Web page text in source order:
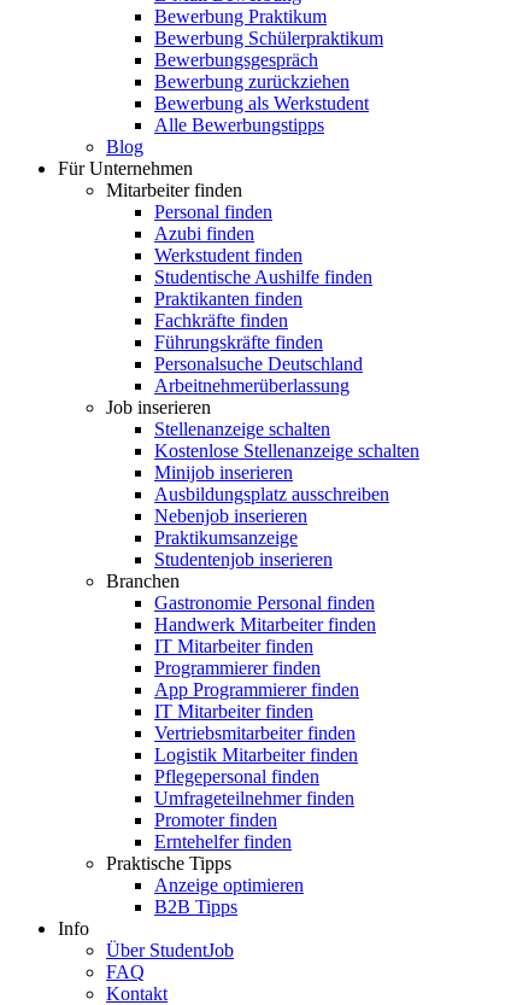
Bewerbung Praktikum
Bewerbung Schülerpraktikum
Bewerbungsgespräch
Bewerbung zurückziehen
Bewerbung als Werkstudent
Alle Bewerbungstipps
Blog
Für Unternehmen
Mitarbeiter finden
Personal finden
Azubi finden
Werkstudent finden
Studentische Aushilfe finden
Praktikanten finden
Fachkräfte finden
Führungskräfte finden
Personalsuche Deutschland
Arbeitnehmerüberlassung
Job inserieren
Stellenanzeige schalten
Kostenlose Stellenanzeige schalten
Minijob inserieren
Ausbildungsplatz ausschreiben
Nebenjob inserieren
Praktikumsanzeige
Studentenjob inserieren
Branchen
Gastronomie Personal finden
Handwerk Mitarbeiter finden
IT Mitarbeiter finden
Programmierer finden
App Programmierer finden
IT Mitarbeiter finden
Vertriebsmitarbeiter finden
Logistik Mitarbeiter finden
Pflegepersonal finden
Umfrageteilnehmer finden
Promoter finden
Erntehelfer finden
Praktische Tipps
Anzeige optimieren
B2B Tipps
Info
Über StudentJob
FAQ
Kontakt